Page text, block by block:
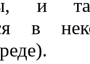
и
в